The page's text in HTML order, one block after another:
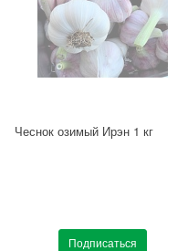
Чеснок озимый Ирэн 1 кг
Подписаться